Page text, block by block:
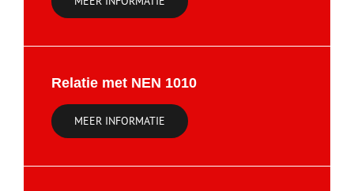
Relatie met NEN 1010
MEER INFORMATIE